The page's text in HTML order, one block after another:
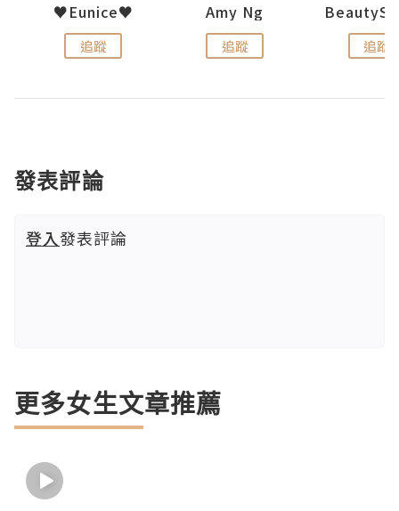
♥Eunice♥
追蹤
Amy Ng
追蹤 追蹤
發表評論
登入發表評論
更多女生文章推薦